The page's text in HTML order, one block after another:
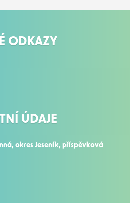
ODKAZY
ÚDAJE
okres Jeseník, příspěvková